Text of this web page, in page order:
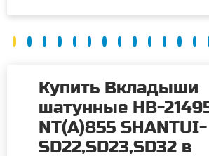
Купить Вкладыши
шатунные HB-
NT(A)855 SHANTUI-
SD22,SD23,SD32 в